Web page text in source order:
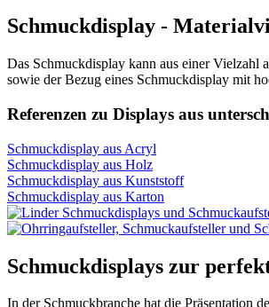
Schmuckdisplay -
Das Schmuckdisplay kann aus einer
sowie der Bezug eines Schmuckdisplay mit
Referenzen zu Displays aus
Schmuckdisplay aus Acryl
Schmuckdisplay aus Holz
Schmuckdisplay aus Kunststoff
Schmuckdisplay aus Karton
Schmuckdisplays zur
In der Schmuckbranche hat die Präsentation